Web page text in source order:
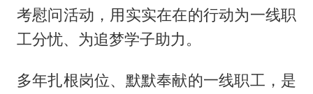
考慰问活动，用实实在在的行动为一线职
工分忧、为追梦学子助力。
多年扎根岗位、默默奉献的一线职工，是